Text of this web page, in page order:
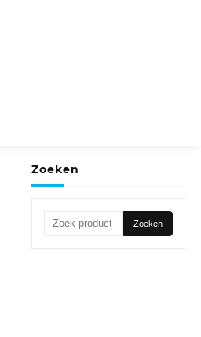
Zoeken
Zoeken
Zoeken